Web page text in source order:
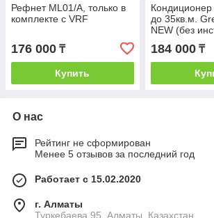
Рефнет ML01/A, только в
комплекте с VRF
176 000 ₸
Купить
до 35кв.м.
NEW (без
184 000₸
О нас
Рейтинг не сформирован
Менее 5 отзывов за последний год
Работает с 15.02.2020
г. Алматы
Туркебаева 95, Алматы, Казахстан